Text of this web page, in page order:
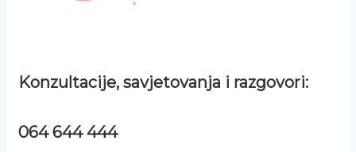
Konzultacije, savjetovanja i razgovori:
064 644 444